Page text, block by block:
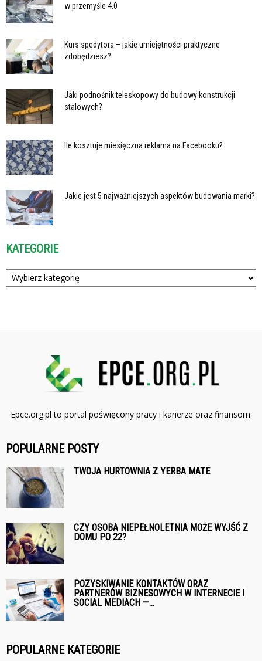
w przemyśle 4.0
Kurs spedytora – jakie umiejętności praktyczne
zdobędziesz?
Jaki podnośnik teleskopowy do budowy konstrukcji
stalowych?
Ile kosztuje miesięczna reklama na Facebooku?
Jakie jest 5 najważniejszych aspektów budowania marki?
KATEGORIE
Kategorie
Epce.org.pl to portal poświęcony pracy i karierze oraz finansom.
POPULARNE POSTY
TWOJA HURTOWNIA Z YERBA MATE
CZY OSOBA NIEPEŁNOLETNIA MOŻE WYJŚĆ Z
DOMU PO 22?
POZYSKIWANIE KONTAKTÓW ORAZ
PARTNERÓW BIZNESOWYCH W INTERNECIE I
SOCIAL MEDIACH —...
POPULARNE KATEGORIE